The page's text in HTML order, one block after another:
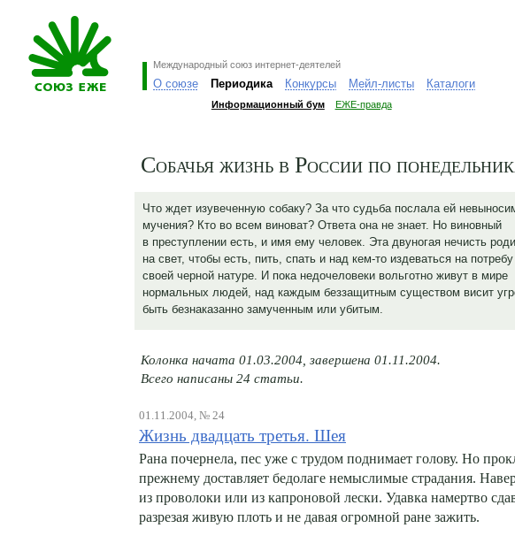
Международный союз интернет-деятелей
О союзе Периодика Конкурсы Мейл-листы Каталоги
Информационный бум ЕЖЕ-правда
Собачья жизнь в России по
Что ждет изувеченную собаку? За что судьба послала ей
мучения? Кто во всем виноват? Ответа она не знает. Но виновный
в преступлении есть, и имя ему человек. Эта двуногая нечисть
на свет, чтобы есть, пить, спать и над кем-то издеваться на потребу
своей черной натуре. И пока недочеловеки вольготно живут в мире
нормальных людей, над каждым беззащитным существом висит
быть безнаказанно замученным или убитым.
Колонка начата 01.03.2004, завершена 01.11.2004.
Всего написаны 24 статьи.
01.11.2004, № 24
Жизнь двадцать третья. Шея
Рана почернела, пес уже с трудом поднимает голову. Но
прежнему доставляет бедолаге немыслимые страдания.
из проволоки или из капроновой лески. Удавка намертво
разрезая живую плоть и не давая огромной ране зажить.